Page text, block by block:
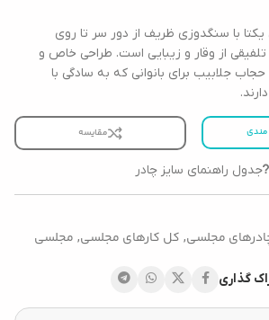
با سنگدوزی ظریف از دور سر تا روی
از وقار و زیبایی است. طراحی خاص و
جلابیب برای بانوانی که به سادگی با
مندی مقایسه
جدول راهنمای سایز چادر
مجلسی, کل کارهای مجلسی, مجلسی
گذاری